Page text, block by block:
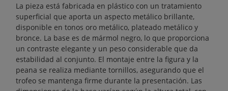
La pieza está fabricada en plástico con un tratamiento
superficial que aporta un aspecto metálico brillante,
disponible en tonos oro metálico, plateado metálico y
bronce. La base es de mármol negro, lo que proporciona
un contraste elegante y un peso considerable que da
estabilidad al conjunto. El montaje entre la figura y la
peana se realiza mediante tornillos, asegurando que el
trofeo se mantenga firme durante la presentación. Las